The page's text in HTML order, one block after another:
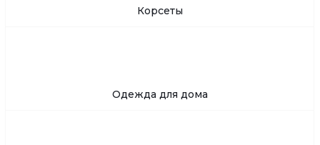
Корсеты
Одежда для дома